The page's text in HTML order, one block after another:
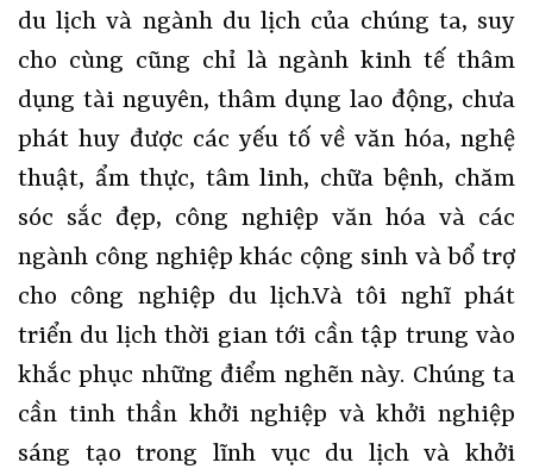
du lịch và ngành du lịch của chúng ta, suy
cho cùng cũng chỉ là ngành kinh tế thâm
dụng tài nguyên, thâm dụng lao động, chưa
phát huy được các yếu tố về văn hóa, nghệ
thuật, ẩm thực, tâm linh, chữa bệnh, chăm
sóc sắc đẹp, công nghiệp văn hóa và các
ngành công nghiệp khác cộng sinh và bổ trợ
cho công nghiệp du lịch.Và tôi nghĩ phát
triển du lịch thời gian tới cần tập trung vào
khắc phục những điểm nghẽn này. Chúng ta
cần tinh thần khởi nghiệp và khởi nghiệp
sáng tạo trong lĩnh vục du lịch và khởi